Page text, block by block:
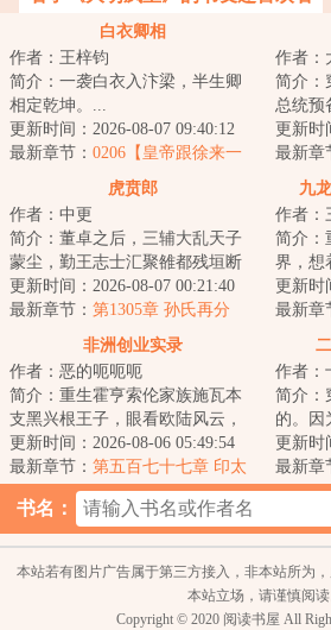
白衣卿相
作者：王梓钧
简介：一袭白衣入汴梁，半生卿
相定乾坤。...
更新时间：2026-08-07 09:40:12
最新章节： 0206【皇帝跟徐来一
作者：
简介：
总统预
自己的
祺瑞、
更新时
最新章
讨倭
虎贲郎
作者：中更
简介：董卓之后，三辅大乱天子
蒙尘，勤王志士汇聚雒都残垣断
壁之中，肉食者鄙拔剑四顾，国
贼凶狠十倍于胡...
更新时间：2026-08-07 00:21:40
最新章节： 第1305章 孙氏再分
九
作者：
简介：
界，想
现自己
太子。
更新时
最新章
部队
非洲创业实录
作者：恶的呃呃呃
简介：重生霍亨索伦家族施瓦本
支黑兴根王子，眼看欧陆风云，
大战将起，这欧陆不待也罢。东
非圈地，移民开...
更新时间：2026-08-06 05:49:54
最新章节： 第五百七十七章 印太
作者：
简介：
的。
穿越者
任嗝屁
更新时
最新章
局）
书名：
本站若有图片广告属于第三方接入，非本站所为
本站立场，请谨慎阅读
Copyright © 2020 阅读书屋 All